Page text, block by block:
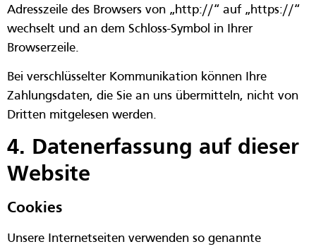
Adresszeile des Browsers von „http://“ auf „https://“
wechselt und an dem Schloss-Symbol in Ihrer
Browserzeile.
Bei verschlüsselter Kommunikation können Ihre
Zahlungsdaten, die Sie an uns übermitteln, nicht von
Dritten mitgelesen werden.
4. Datenerfassung auf dieser
Website
Cookies
Unsere Internetseiten verwenden so genannte